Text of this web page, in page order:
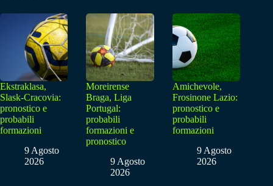
Ekstraklasa,
Slask-Cracovia:
pronostico e
probabili
formazioni
9 Agosto
2026
Moreirense
Braga, Liga
Portugal:
probabili
formazioni e
pronostico
9 Agosto
2026
Amichevole,
Frosinone Lazio:
pronostico e
probabili
formazioni
9 Agosto
2026